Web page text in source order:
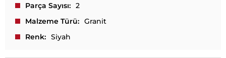
Parça Sayısı
2
Malzeme Türü
Granit
Renk
Siyah